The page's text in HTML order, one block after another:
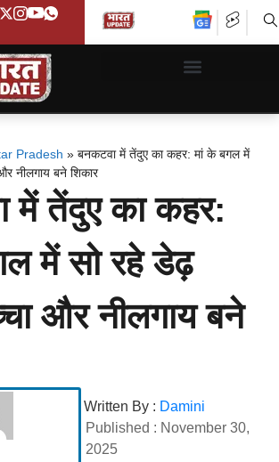
Pradesh » बनकटवा में तेंदुए का कहर: मां के बगल में
नीलगाय बने शिकार
में तेंदुए का कहर:
में सो रहे डेढ़
और नीलगाय बने
Written By : Damini
Published : November 30,
2025